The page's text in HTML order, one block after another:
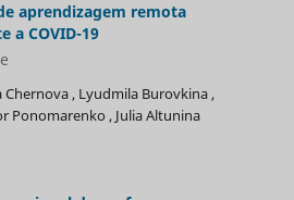
aprendizagem remota
a COVID-19
Chernova , Lyudmila Burovkina ,
Ponomarenko , Julia Altunina